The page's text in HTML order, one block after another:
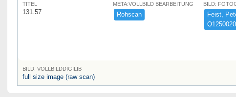
TITEL
131.57
META:VOLLBILD BEARBEITUNG
Rohscan
BILD:
Feist,​
BILD: VOLLBILDDIGILIB
full size image (raw scan)